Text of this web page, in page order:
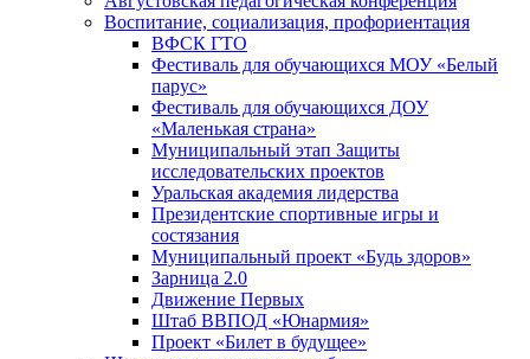
Воспитание, социализация, профориентация
ВФСК ГТО
Фестиваль для обучающихся МОУ «Белый
парус»
Фестиваль для обучающихся ДОУ
«Маленькая страна»
Муниципальный этап Защиты
исследовательских проектов
Уральская академия лидерства
Президентские спортивные игры и
состязания
Муниципальный проект «Будь здоров»
Зарница 2.0
Движение Первых
Штаб ВВПОД «Юнармия»
Проект «Билет в будущее»